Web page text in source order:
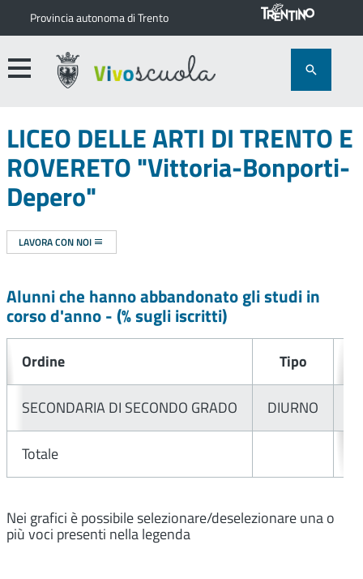
Provincia autonoma di Trento
LICEO DELLE ARTI DI TRENTO E
ROVERETO "Vittoria-Bonporti-
Depero"
LAVORA CON NOI
Alunni che hanno abbandonato gli studi in
corso d'anno -(% sugli iscritti)
Ordine Tipo
SECONDARIA DI SECONDO GRADO DIURNO
Totale
Nei grafici è possibile selezionare/deselezionare una o
più voci presenti nella legenda